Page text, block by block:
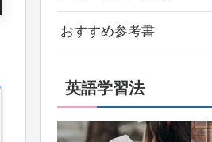
おすすめ参考書
英語学習法